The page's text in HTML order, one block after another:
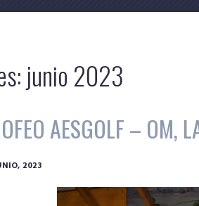
junio 2023
AESGOLF – OM,
2023